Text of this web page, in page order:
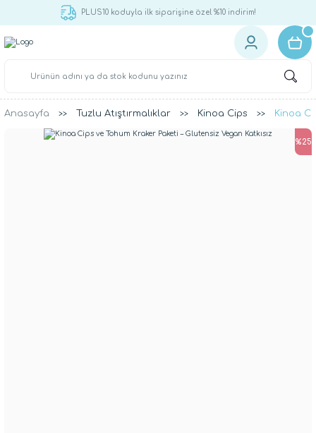
PLUS10 koduyla ilk siparişine özel %10 indirim!
Anasayfa Tuzlu Atıştırmalıklar Kinoa Cips Kinoa
%25